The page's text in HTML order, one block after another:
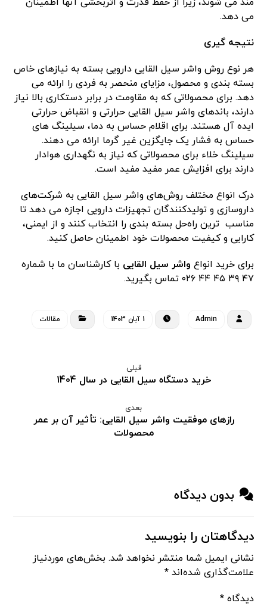
می دهد.
نتیجه گیری
هر نوع روش واشر سیل القایی دارویی بسته به نیازهای خاص
بسته بندی و محصول، مزایای منحصر به فردی را ارائه می
دهد. برای محصولاتی که به مقاومت در برابر دستکاری بالا نیاز
دارند، باندهای واشر سیل القایی حرارتی و انقباض حرارتی
ایده آل هستند. برای اقلام حساس به دما، سیلینگ های
حساس به فشار یک جایگزین غیر گرما ارائه می دهند.
سیلینگ خلاء برای محصولاتی که نیاز به نگهداری هوادار
دارند برای افزایش عمر مفید مفید است.
درک انواع مختلف روش‌های واشر سیل القایی به شرکت‌های
داروسازی و تولیدکنندگان تجهیزات دارویی اجازه می ‌دهد تا
مناسب ‌ترین راه‌حل بسته ‌بندی را انتخاب کنند و از ایمنی،
کارایی و کیفیت محصولات خود اطمینان حاصل کنید.
برای خرید انواع واشر سیل القایی با کارشناسان ما با شماره
۴۷ ۳۹ ۴۵ ۴۴ ۰۲۶ تماس بگیرید.
Admin 1 آبان 1403 مقالات
قبلی
خرید دستگاه سیل القایی در سال 1404
بعدی
رازهای موفقیت واشر سیل القایی: تأثیر آن بر عمر
محصولات
بدون دیدگاه
دیدگاهتان را بنویسید
نشانی ایمیل شما منتشر نخواهد شد. بخش‌های موردنیاز
علامت‌گذاری شده‌اند*
دیدگاه*